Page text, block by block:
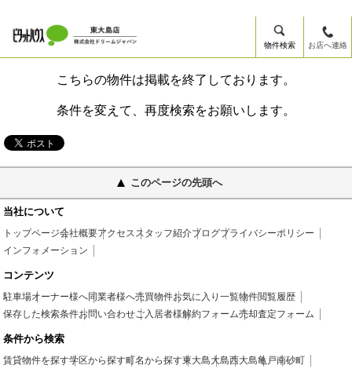
物件検索 お店へ連絡
こちらの物件は掲載を終了しております。
条件を変えて、再度検索をお願いします。
このページの先頭へ
当社について
トップページ会社概要アクセススタッフ紹介ブログプライバシーポリシー
インフォメーション
コンテンツ
駐車場オーナー様へ同業者様へ売買物件お気に入り一覧物件閲覧履歴
保存した検索条件お問い合わせご入居者様解約フォーム売却査定フォーム
条件から検索
賃貸物件を探す学区から探す町名から探す東大島大島西大島亀戸南砂町